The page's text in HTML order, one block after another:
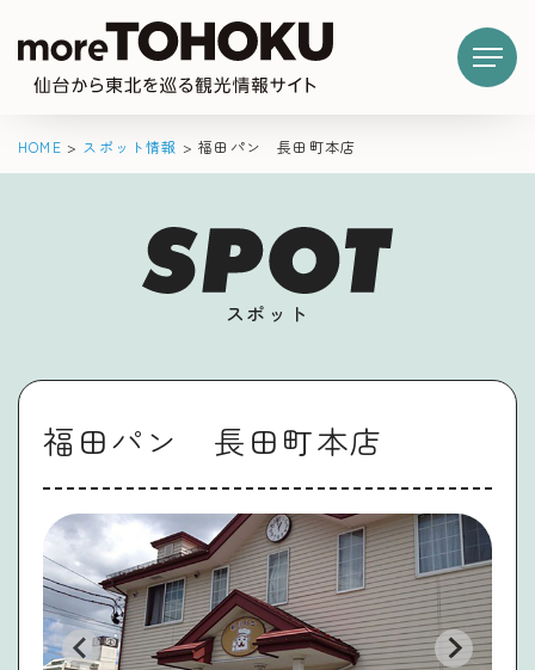
HOME > スポット情報 >福田パン 長田町本店
スポット
福田パン 長田町本店